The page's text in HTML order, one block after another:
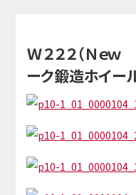
Ｗ２２２（Ｎｅｗ
ーク鍛造ホイー